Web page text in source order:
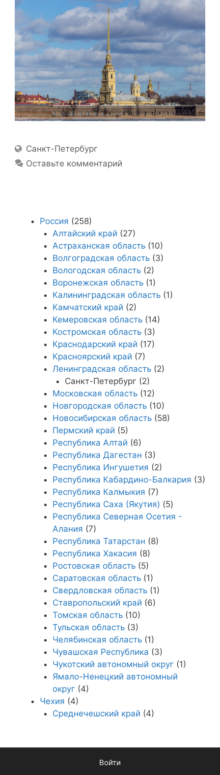
Location
Санкт-Петербург
Оставьте комментарий
Россия (258)
Алтайский край (27)
Астраханская область(10)
Волгоградская область(3)
Вологодская область(2)
Воронежская область(1)
Калининградская область(1)
Камчатский край (2)
Кемеровская область(14)
Костромская область(3)
Краснодарский край (17)
Красноярский край (7)
Ленинградская область(2)
Санкт-Петербург (2)
Московская область(12)
Новгородская область(10)
Новосибирская область(58)
Пермский край (5)
Республика Алтай (6)
Республика Дагестан (3)
Республика Ингушетия (2)
Республика Кабардино-Балкария (3)
Республика Калмыкия (7)
Республика Саха (Якутия) (5)
Республика Северная Осетия -
Алания (7)
Республика Татарстан (8)
Республика Хакасия (8)
Ростовская область(5)
Саратовская область(1)
Свердловская область(1)
Ставропольский край (6)
Томская область(10)
Тульская область(3)
Челябинская область(1)
Чувашская Республика (3)
Чукотский автономный округ (1)
Ямало-Ненецкий автономный
округ (4)
Чехия (4)
Среднечешский край (4)
Войти